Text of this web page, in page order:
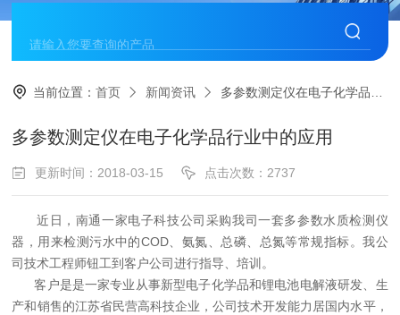
当前位置：首页 新闻资讯 多参数测定仪在电子化学品行业中的应用
多参数测定仪在电子化学品行业中的应用
更新时间：2018-03-15 点击次数：2737
近日，南通一家电子科技公司采购我司一套多参数水质检测仪
器，用来检测污水中的COD、氨氮、总磷、总氮等常规指标。我公
司技术工程师钮工到客户公司进行指导、培训。
客户是是一家专业从事新型电子化学品和锂电池电解液研发、生
产和销售的江苏省民营高科技企业，公司技术开发能力居国内水平，